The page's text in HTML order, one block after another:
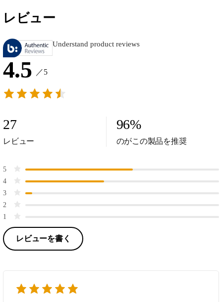
レビュー
Understand product reviews
4.5 ／5
27
レビュー
96%
のがこの製品を推奨
5
4
3
2
1
レビューを書く